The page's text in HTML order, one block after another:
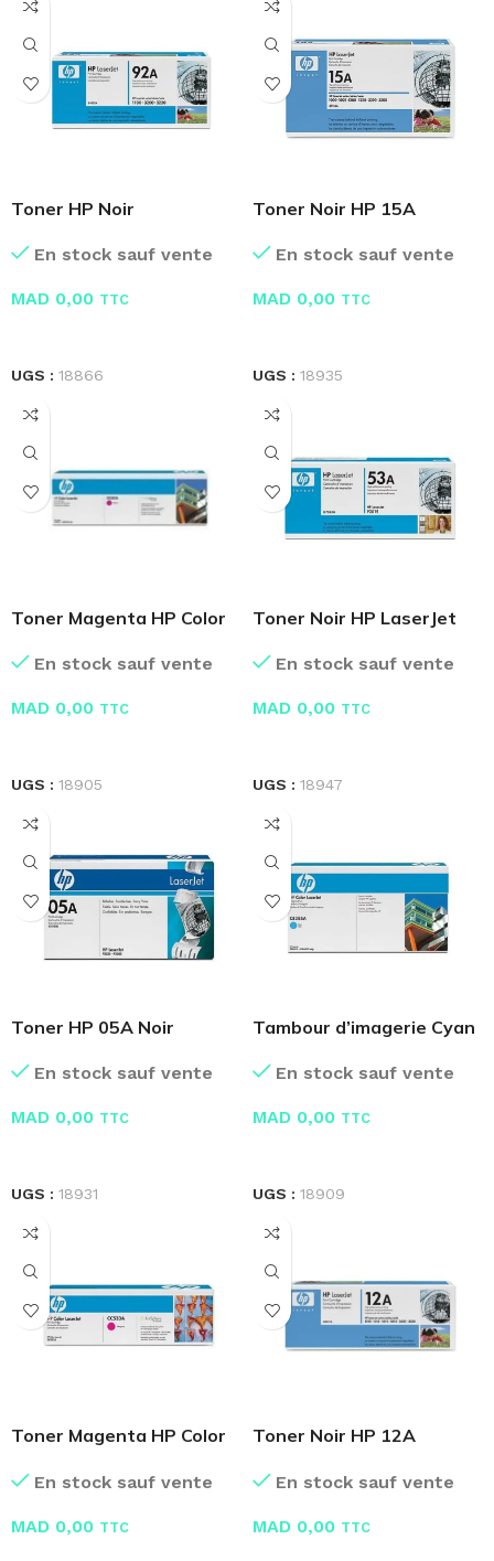
Toner HP Noir
En stock sauf vente
MAD 0,00 TTC
UGS : 18866
Toner Noir HP 15A
En stock sauf vente
MAD 0,00 TTC
UGS : 18935
Toner Magenta HP Color
En stock sauf vente
MAD 0,00 TTC
UGS : 18905
Toner Noir HP LaserJet
En stock sauf vente
MAD 0,00 TTC
UGS : 18947
Toner HP 05A Noir
En stock sauf vente
MAD 0,00 TTC
UGS : 18931
Tambour d’imagerie Cyan
En stock sauf vente
MAD 0,00 TTC
UGS : 18909
Toner Magenta HP Color
En stock sauf vente
MAD 0,00 TTC
Toner Noir HP 12A
En stock sauf vente
MAD 0,00 TTC